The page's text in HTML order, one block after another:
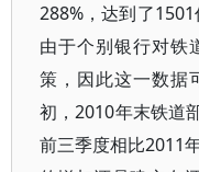
288%，达到了1501
由于个别银行对铁
策，因此这一数据
初，2010年末铁道
前三季度相比2011